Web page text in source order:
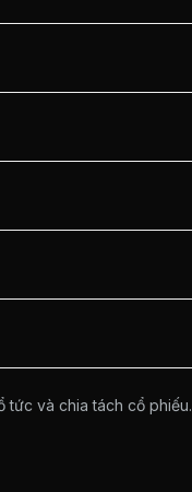
tức và chia tách cổ phiếu.